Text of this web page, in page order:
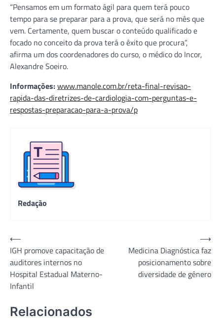
“Pensamos em um formato ágil para quem terá pouco
tempo para se preparar para a prova, que será no mês que
vem. Certamente, quem buscar o conteúdo qualificado e
focado no conceito da prova terá o êxito que procura”,
afirma um dos coordenadores do curso, o médico do Incor,
Alexandre Soeiro.
Informações:www.manole.com.br/reta-final-revisao-
rapida-das-diretrizes-de-cardiologia-com-perguntas-e-
respostas-preparacao-para-a-prova/p
Redação
Navegação
de
Post
⟵
IGH promove capacitação de
auditores internos no
Hospital Estadual Materno-
Infantil
Medicina Diagnóstica faz
posicionamento sobre
diversidade de gênero
⟶
Relacionados